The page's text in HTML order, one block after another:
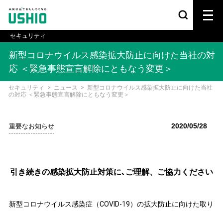
セキュリティ
新型コロナウイルス感染拡大防止に向けた当社の対
応 ＜緊急事態宣言解除にともなう変更＞
セキュリティ > ニュース > 新型コロナウイルス感染拡大防止に向けた当社
の対応 ＜緊急事態宣言解除にともなう変更＞
重要なお知らせ 2020/05/28
引き続きの感染拡大防止対策に､ご理解、ご協力ください
新型コロナウイルス感染症（COVID-19）の拡大防止に向けた取り